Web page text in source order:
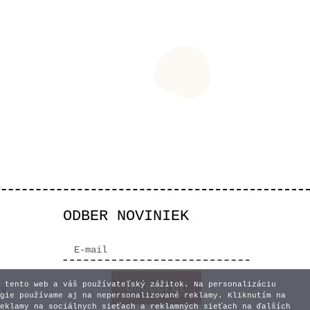
ODBER NOVINIEK
tento web a váš používateľský zážitok. Na personalizáciu
používame aj na nepersonalizované reklamy. Kliknutím na
na sociálnych sieťach a reklamných sieťach na ďalších